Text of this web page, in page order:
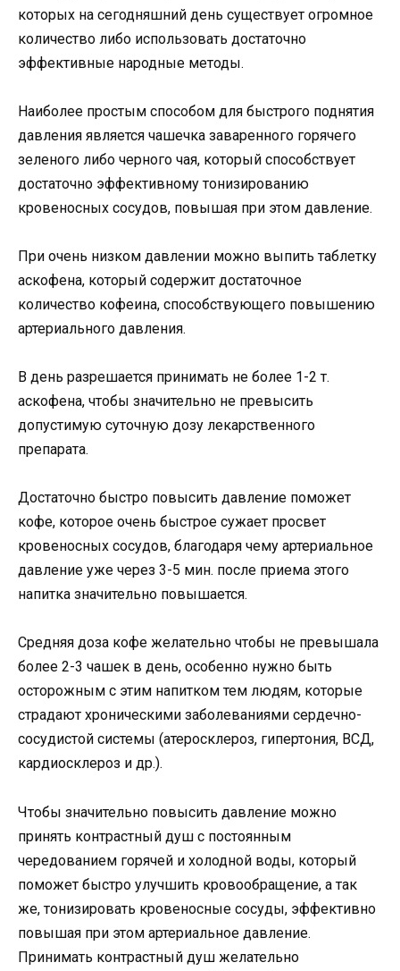
которых на сегодняшний день существует огромное
количество либо использовать достаточно
эффективные народные методы.
Наиболее простым способом для быстрого поднятия
давления является чашечка заваренного горячего
зеленого либо черного чая, который способствует
достаточно эффективному тонизированию
кровеносных сосудов, повышая при этом давление.
При очень низком давлении можно выпить таблетку
аскофена, который содержит достаточное
количество кофеина, способствующего повышению
артериального давления.
В день разрешается принимать не более 1-2 т.
аскофена, чтобы значительно не превысить
допустимую суточную дозу лекарственного
препарата.
Достаточно быстро повысить давление поможет
кофе, которое очень быстрое сужает просвет
кровеносных сосудов, благодаря чему артериальное
давление уже через 3-5 мин. после приема этого
напитка значительно повышается.
Средняя доза кофе желательно чтобы не превышала
более 2-3 чашек в день, особенно нужно быть
осторожным с этим напитком тем людям, которые
страдают хроническими заболеваниями сердечно-
сосудистой системы (атеросклероз, гипертония, ВСД,
кардиосклероз и др.).
Чтобы значительно повысить давление можно
принять контрастный душ с постоянным
чередованием горячей и холодной воды, который
поможет быстро улучшить кровообращение, а так
же, тонизировать кровеносные сосуды, эффективно
повышая при этом артериальное давление.
Принимать контрастный душ желательно